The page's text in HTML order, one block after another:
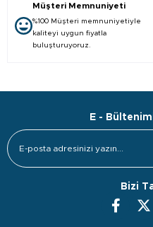
Müşteri Memnuniyeti
%100 Müşteri memnuniyetiyle
kaliteyi uygun fiyatla
buluşturuyoruz.
E -
Bizi